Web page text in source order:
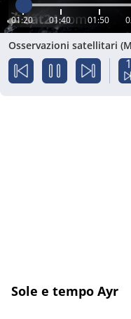
01:20 01:40 01:50
Osservazioni satellitari
Sole e tempo Ayr